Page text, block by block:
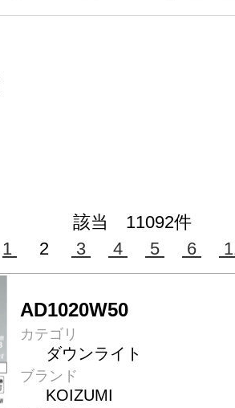
該当 11092件
1
2 3 4 5 6
AD1020W50
カテゴリ
ダウンライト
ブランド
KOIZUMI